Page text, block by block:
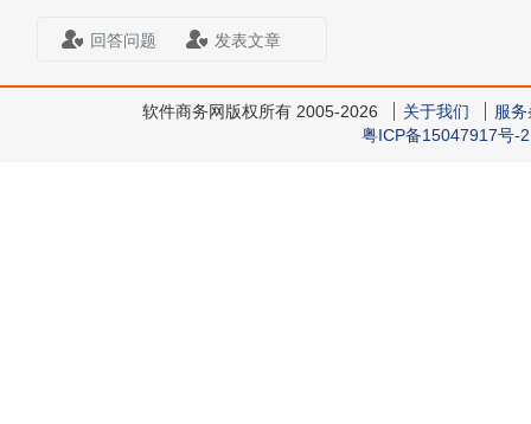
回答问题 发表文章
软件商务网版权所有 2005-2026 关于我们
服
粤ICP备15047917号-2